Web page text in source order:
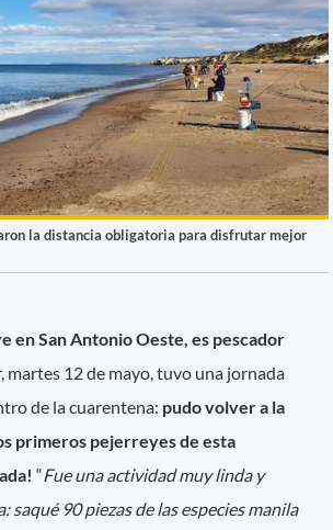
la distancia obligatoria para disfrutar mejor
en San Antonio Oeste, es pescador
martes 12 de mayo, tuvo una jornada
de la cuarentena: pudo volver a la
primeros pejerreyes de esta
“Fue una actividad muy linda y
saqué 90 piezas de las especies manila